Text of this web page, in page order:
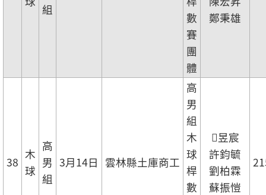
組
數
賽
團
體
鄭秉雄
38
木
球
高
男
組
3月14日 雲林縣土庫商工
高
男
組
木
球
桿
數
𡍼昱宸
許鈞毓
劉柏霖
蘇振愷